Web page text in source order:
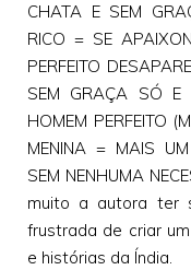
CHATA E SEM
RICO = SE
PERFEITO
SEM GRAÇA SÓ E
HOMEM PERFEITO
MENINA = MAIS
SEM NENHUMA
muito a autora ter
frustrada de criar
e histórias da Índia.